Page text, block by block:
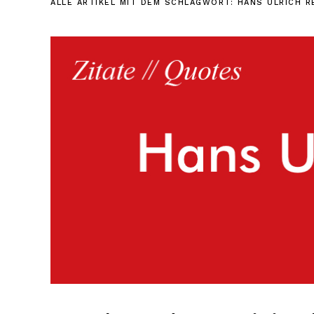
ALLE ARTIKEL MIT DEM SCHLAGWORT: HANS ULRICH